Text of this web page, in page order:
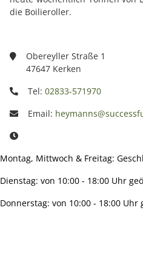
die Boilieroller.
Obereyller Straße 1
47647 Kerken
Tel: 02833-571970
Email:
Montag, Mittwoch & Freitag:
Dienstag: von 10:00 - 18:00 Uhr
Donnerstag: von 10:00 - 18:00 Uhr